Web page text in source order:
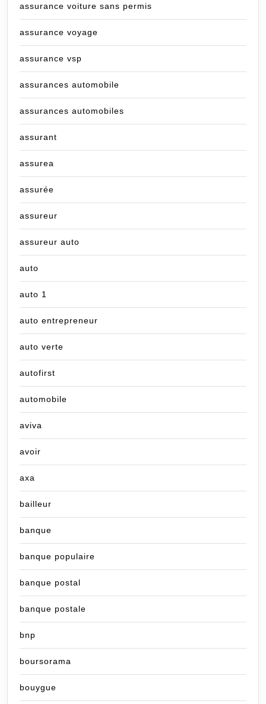
assurance voiture sans permis
assurance voyage
assurance vsp
assurances automobile
assurances automobiles
assurant
assurea
assurée
assureur
assureur auto
auto
auto 1
auto entrepreneur
auto verte
autofirst
automobile
aviva
avoir
axa
bailleur
banque
banque populaire
banque postal
banque postale
bnp
boursorama
bouygue